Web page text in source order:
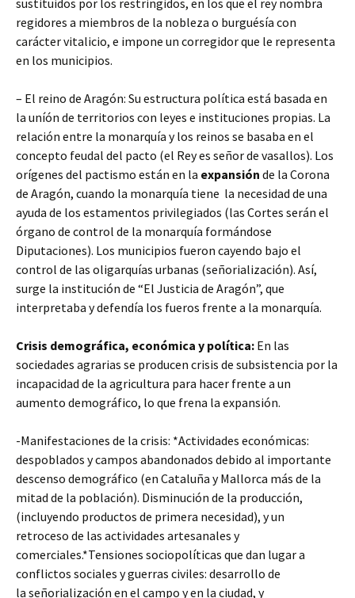
sustituidos por los restringidos, en los que el rey nombra
regidores a miembros de la nobleza o burguésía con
carácter vitalicio, e impone un corregidor que le representa
en los municipios.
– El reino de Aragón: Su estructura política está basada en
la uníón de territorios con leyes e instituciones propias. La
relación entre la monarquía y los reinos se basaba en el
concepto feudal del pacto (el Rey es señor de vasallos). Los
orígenes del pactismo están en la expansión de la Corona
de Aragón, cuando la monarquía tiene la necesidad de una
ayuda de los estamentos privilegiados (las Cortes serán el
órgano de control de la monarquía formándose
Diputaciones). Los municipios fueron cayendo bajo el
control de las oligarquías urbanas (señorialización). Así,
surge la institución de “El Justicia de Aragón”, que
interpretaba y defendía los fueros frente a la monarquía.
Crisis demográfica, económica y política: En las
sociedades agrarias se producen crisis de subsistencia por la
incapacidad de la agricultura para hacer frente a un
aumento demográfico, lo que frena la expansión.
-Manifestaciones de la crisis: *Actividades económicas:
despoblados y campos abandonados debido al importante
descenso demográfico (en Cataluña y Mallorca más de la
mitad de la población). Disminución de la producción,
(incluyendo productos de primera necesidad), y un
retroceso de las actividades artesanales y
comerciales.*Tensiones sociopolíticas que dan lugar a
conflictos sociales y guerras civiles: desarrollo de
la señorialización en el campo y en la ciudad, y